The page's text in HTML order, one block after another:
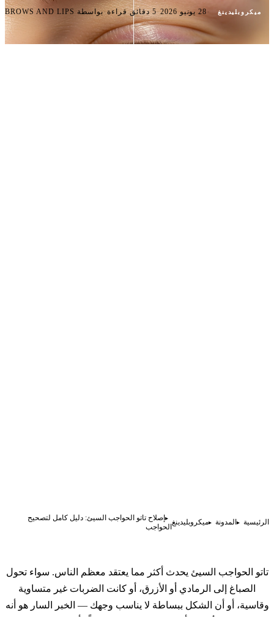
ميكروبلیدينغ ·28 يونيو 2026 ·5 دقائق قراءة ·بواسطة BROWS AND LIPS
الرئيسية المدونة ميكروبلیدينغ
إصلاح تاتو الحواجب السيئ: دليل كامل لتصحيح
الحواجب
تاتو الحواجب السيئ يحدث أكثر مما يعتقد معظم الناس. سواء تحول
الصباغ إلى الرمادي أو الأزرق، أو كانت الضربات غير متساوية
وقاسية، أو أن الشكل ببساطة لا يناسب وجهك — الخبر السار هو أنه